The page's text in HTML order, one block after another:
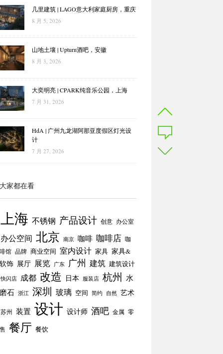
几里建筑 | LAGO意大利家庭厨房，重庆
8 月 5, 2026
山地土壤 | Upturn酒吧，安徽
8 月 3, 2026
大奕明亮 | CPARK纯音乐公园，上海
7 月 31, 2026
HdA | 广州九龙湖阿那亚度假区灯光设
计
7 月 27, 2026
家都在看
上海 不锈钢 产品设计 创意 办公室
办公空间 北京 南京 咖啡 咖啡店 咖
馆 品牌 商业空间 室内设计 家具 家具&
饰 展厅 展览 广东 广州 建筑 建筑设计
快闪店 成都 改造 日本 服装店 杭州 水
石 浙江 深圳 玻璃 空间 简约 自然 艺术
苏州 装置 设计 设计师 酒吧 金属 零
餐厅 餐饮